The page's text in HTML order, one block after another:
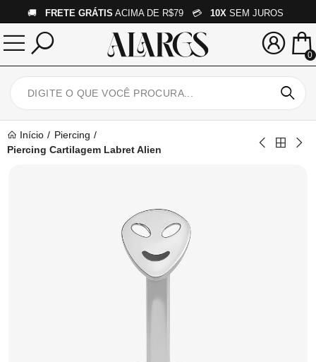
🚚 FRETE GRÁTIS ACIMA DE R$79 💳 10X SEM JUROS
0
Início
Piercing
Piercing Cartilagem Labret Alien